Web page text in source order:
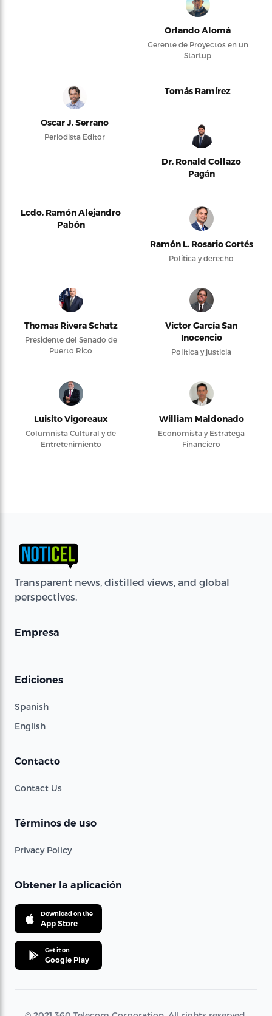
Orlando Alomá
Gerente de Proyectos en un
Startup
Oscar J. Serrano
Periodista Editor
Tomás Ramírez
Dr. Ronald Collazo
Pagán
Lcdo. Ramón Alejandro
Pabón
Ramón L. Rosario Cortés
Política y derecho
Thomas Rivera Schatz
Presidente del Senado de
Puerto Rico
Víctor García San
Inocencio
Política y justicia
Luisito Vigoreaux
Columnista Cultural y de
Entretenimiento
William Maldonado
Economista y Estratega
Financiero
Transparent news, distilled views, and global
perspectives.
Empresa
Ediciones
Spanish
English
Contacto
Contact Us
Términos de uso
Privacy Policy
Obtener la aplicación
Download on the
App Store
Get it on
Google Play